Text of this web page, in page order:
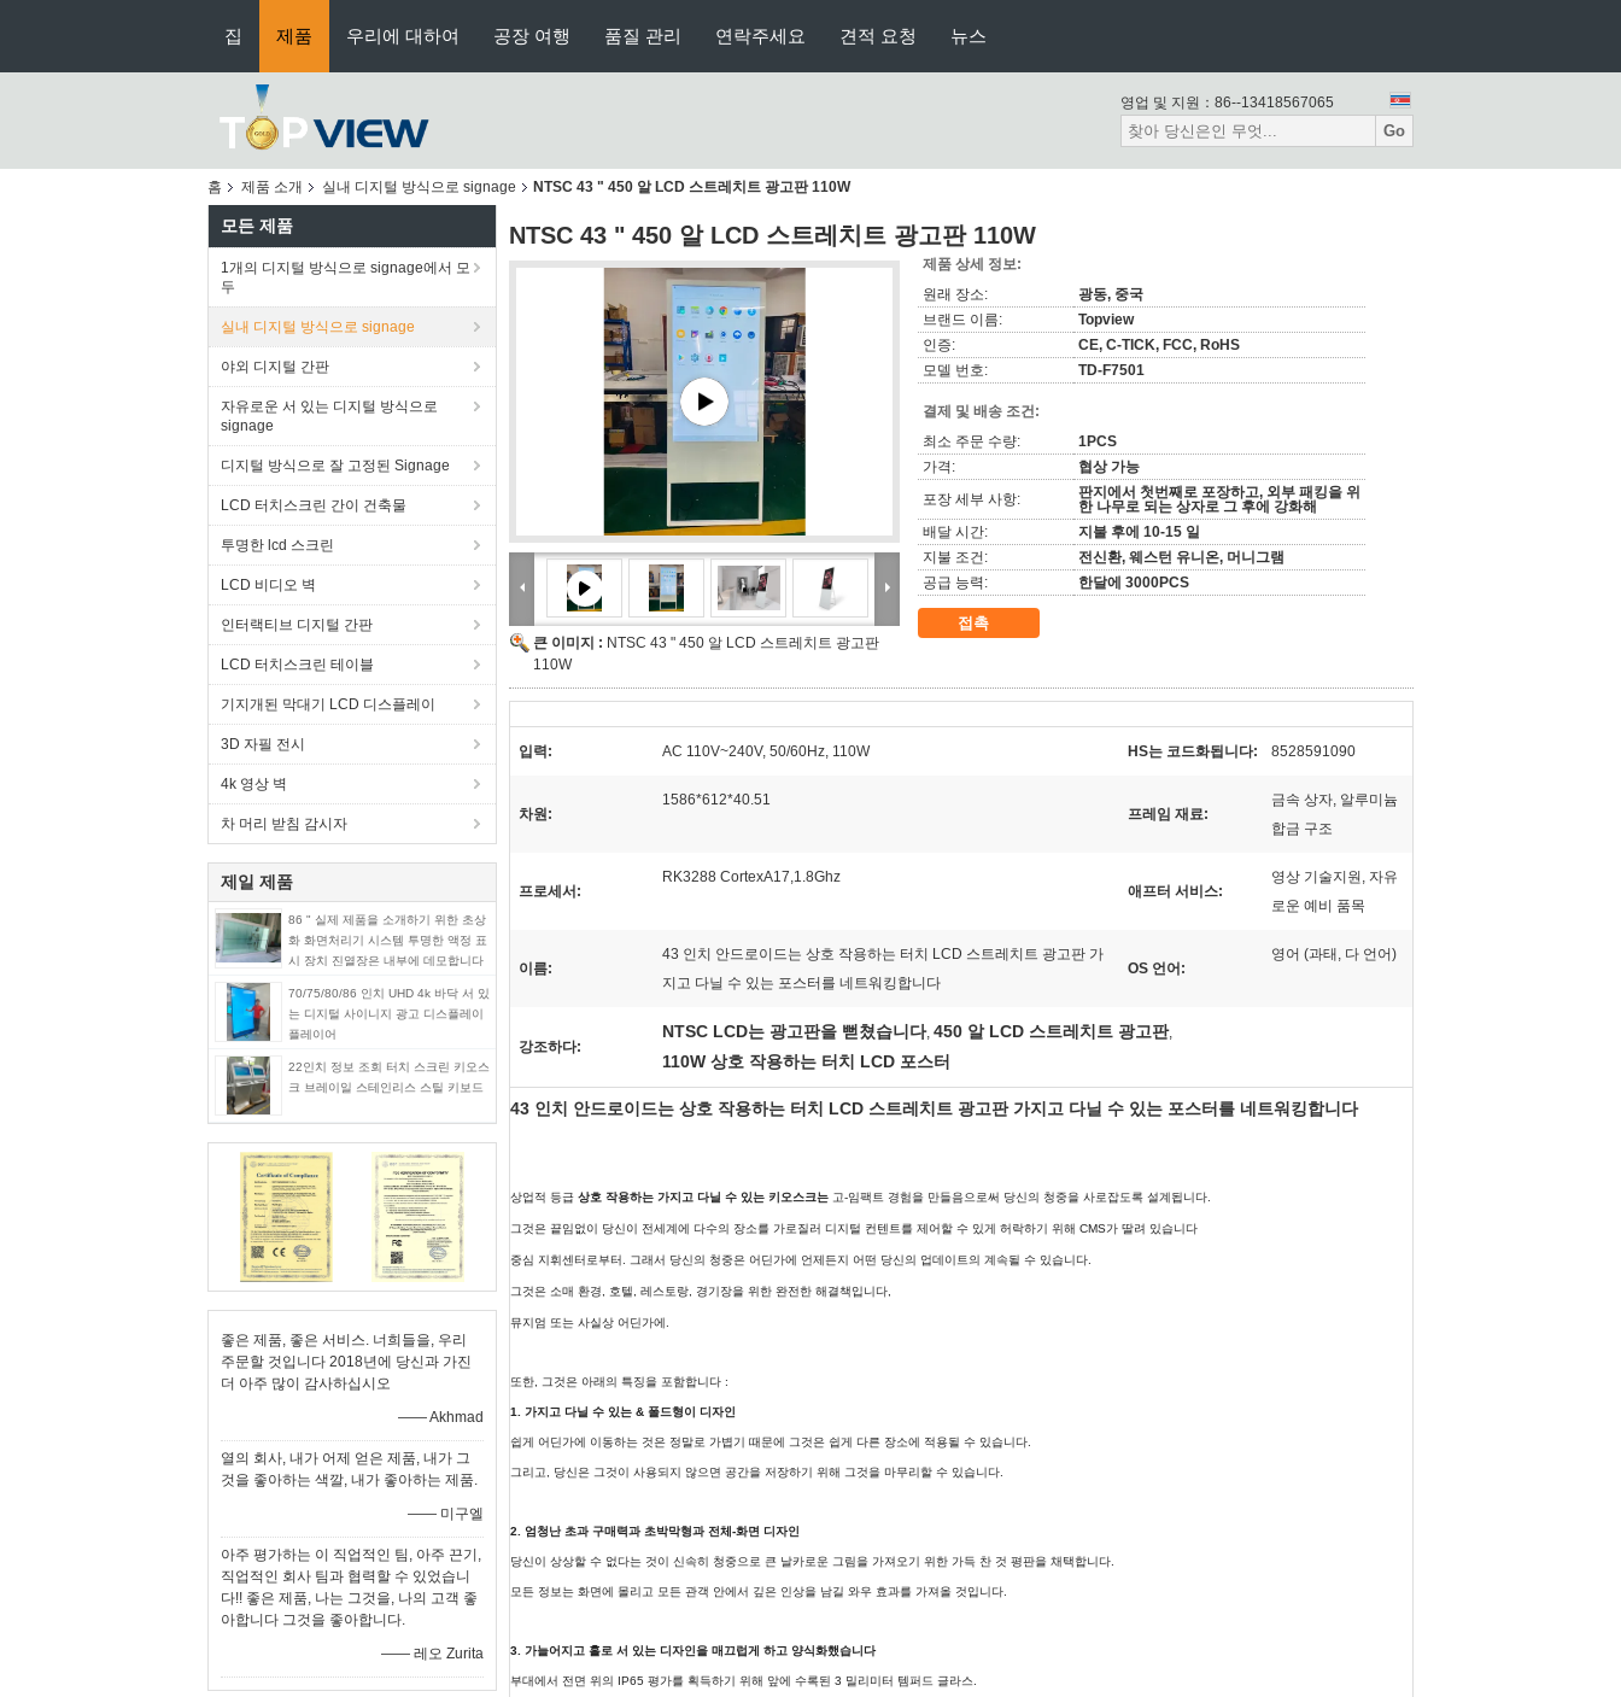
집 제품 우리에 대하여 공장 여행 품질 관리 연락주세요 견적 요청 뉴스
영업 및 지원： 86--13418567065
Go
홈 제품 소개 실내 디지털 방식으로 signage NTSC 43 " 450 알 LCD 스트레치트 광고판 110W
모든 제품
1개의 디지털 방식으로 signage에서 모
두
실내 디지털 방식으로 signage
야외 디지털 간판
자유로운 서 있는 디지털 방식으로
signage
디지털 방식으로 잘 고정된 Signage
LCD 터치스크린 간이 건축물
투명한 lcd 스크린
LCD 비디오 벽
인터랙티브 디지털 간판
LCD 터치스크린 테이블
기지개된 막대기 LCD 디스플레이
3D 자필 전시
4k 영상 벽
차 머리 받침 감시자
제일 제품
86 " 실제 제품을 소개하기 위한 초상
화 화면처리기 시스템 투명한 액정 표
시 장치 진열장은 내부에 데모합니다
70/75/80/86 인치 UHD 4k 바닥 서 있
는 디지털 사이니지 광고 디스플레이
플레이어
22인치 정보 조회 터치 스크린 키오스
크 브레이일 스테인리스 스틸 키보드
좋은 제품, 좋은 서비스. 너희들을, 우리
주문할 것입니다 2018년에 당신과 가진
더 아주 많이 감사하십시오
—— Akhmad
열의 회사, 내가 어제 얻은 제품, 내가 그
것을 좋아하는 색깔, 내가 좋아하는 제품.
—— 미구엘
아주 평가하는 이 직업적인 팀, 아주 끈기,
직업적인 회사 팀과 협력할 수 있었습니
다!! 좋은 제품, 나는 그것을, 나의 고객 좋
아합니다 그것을 좋아합니다.
—— 레오 Zurita
NTSC 43 " 450 알 LCD 스트레치트 광고판 110W
큰 이미지 : NTSC 43 " 450 알 LCD 스트레치트 광고판
110W
제품 상세 정보:
원래 장소:
광동, 중국
브랜드 이름:
Topview
인증:
CE, C-TICK, FCC, RoHS
모델 번호:
TD-F7501
결제 및 배송 조건:
최소 주문 수량:
1PCS
가격:
협상 가능
포장 세부 사항:
판지에서 첫번째로 포장하고, 외부 패킹을 위
한 나무로 되는 상자로 그 후에 강화해
배달 시간:
지불 후에 10-15 일
지불 조건:
전신환, 웨스턴 유니온, 머니그램
공급 능력:
한달에 3000PCS
접촉
입력: AC 110V~240V, 50/60Hz, 110W HS는 코드화됩니다: 8528591090
차원:
1586*612*40.51
프레임 재료:
금속 상자, 알루미늄
합금 구조
프로세서:
RK3288 CortexA17,1.8Ghz
애프터 서비스:
영상 기술지원, 자유
로운 예비 품목
이름:
43 인치 안드로이드는 상호 작용하는 터치 LCD 스트레치트 광고판 가
지고 다닐 수 있는 포스터를 네트워킹합니다
OS 언어:
영어 (과태, 다 언어)
강조하다:
NTSC LCD는 광고판을 뻗쳤습니다, 450 알 LCD 스트레치트 광고판,
110W 상호 작용하는 터치 LCD 포스터
43 인치 안드로이드는 상호 작용하는 터치 LCD 스트레치트 광고판 가지고 다닐 수 있는 포스터를 네트워킹합니다
상업적 등급 상호 작용하는 가지고 다닐 수 있는 키오스크는 고-임팩트 경험을 만들음으로써 당신의 청중을 사로잡도록 설계됩니다.
그것은 끝임없이 당신이 전세계에 다수의 장소를 가로질러 디지털 컨텐트를 제어할 수 있게 허락하기 위해 CMS가 딸려 있습니다
중심 지휘센터로부터. 그래서 당신의 청중은 어딘가에 언제든지 어떤 당신의 업데이트의 계속될 수 있습니다.
그것은 소매 환경, 호텔, 레스토랑, 경기장을 위한 완전한 해결책입니다,
뮤지엄 또는 사실상 어딘가에.
또한, 그것은 아래의 특징을 포함합니다 :
1. 가지고 다닐 수 있는 & 폴드형이 디자인
쉽게 어딘가에 이동하는 것은 정말로 가볍기 때문에 그것은 쉽게 다른 장소에 적용될 수 있습니다.
그리고, 당신은 그것이 사용되지 않으면 공간을 저장하기 위해 그것을 마무리할 수 있습니다.
2. 엄청난 초과 구매력과 초박막형과 전체-화면 디자인
당신이 상상할 수 없다는 것이 신속히 청중으로 큰 날카로운 그림을 가져오기 위한 가득 찬 것 평판을 채택합니다.
모든 정보는 화면에 몰리고 모든 관객 안에서 깊은 인상을 남길 와우 효과를 가져올 것입니다.
3. 가늘어지고 홀로 서 있는 디자인을 매끄럽게 하고 양식화했습니다
부대에서 전면 위의 IP65 평가를 획득하기 위해 앞에 수록된 3 밀리미터 템퍼드 글라스.